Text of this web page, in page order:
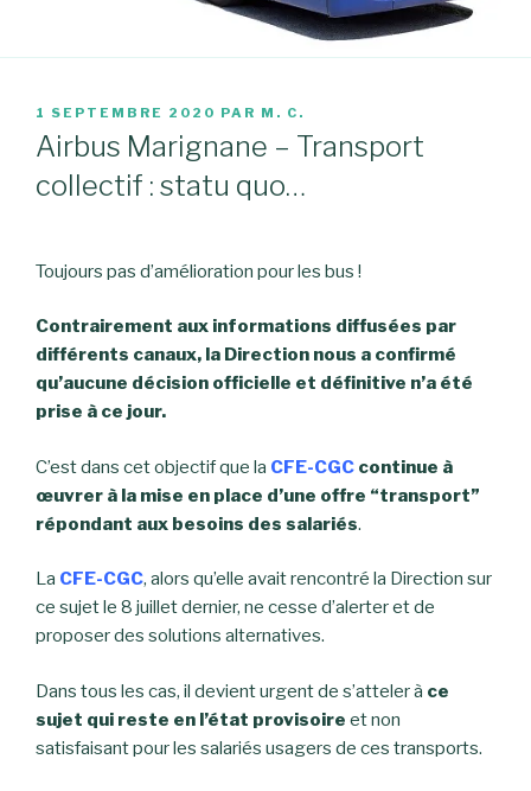
PUBLIÉ
LE
1 SEPTEMBRE 2020 PAR M. C.
Airbus Marignane – Transport
collectif : statu quo…
Toujours pas d’amélioration pour les bus !
Contrairement aux informations diffusées par
différents canaux, la Direction nous a confirmé
qu’aucune décision officielle et définitive n’a été
prise à ce jour.
C’est dans cet objectif que la CFE-CGC continue à
œuvrer à la mise en place d’une offre “transport”
répondant aux besoins des salariés.
La CFE-CGC, alors qu’elle avait rencontré la Direction sur
ce sujet le 8 juillet dernier, ne cesse d’alerter et de
proposer des solutions alternatives.
Dans tous les cas, il devient urgent de s’atteler à ce
sujet qui reste en l’état provisoire et non
satisfaisant pour les salariés usagers de ces transports.